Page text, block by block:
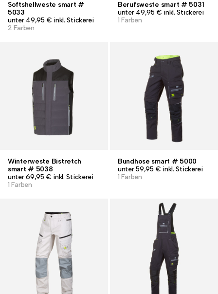
Softshellweste smart #
5033
unter 49,95 € inkl. Stickerei
2 Farben
Berufsweste smart # 5031
unter 49,95 € inkl. Stickerei
1 Farben
Winterweste Bistretch
smart # 5038
unter 69,95 € inkl. Stickerei
1 Farben
Bundhose smart # 5000
unter 59,95 € inkl. Stickerei
1 Farben